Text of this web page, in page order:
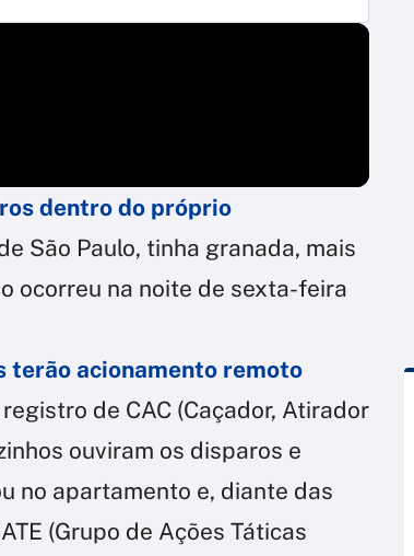
dentro do próprio
São Paulo, tinha granada, mais
ocorreu na noite de sexta-feira
terão acionamento remoto
de CAC (Caçador, Atirador
ouviram os disparos e
no apartamento e, diante das
(Grupo de Ações Táticas